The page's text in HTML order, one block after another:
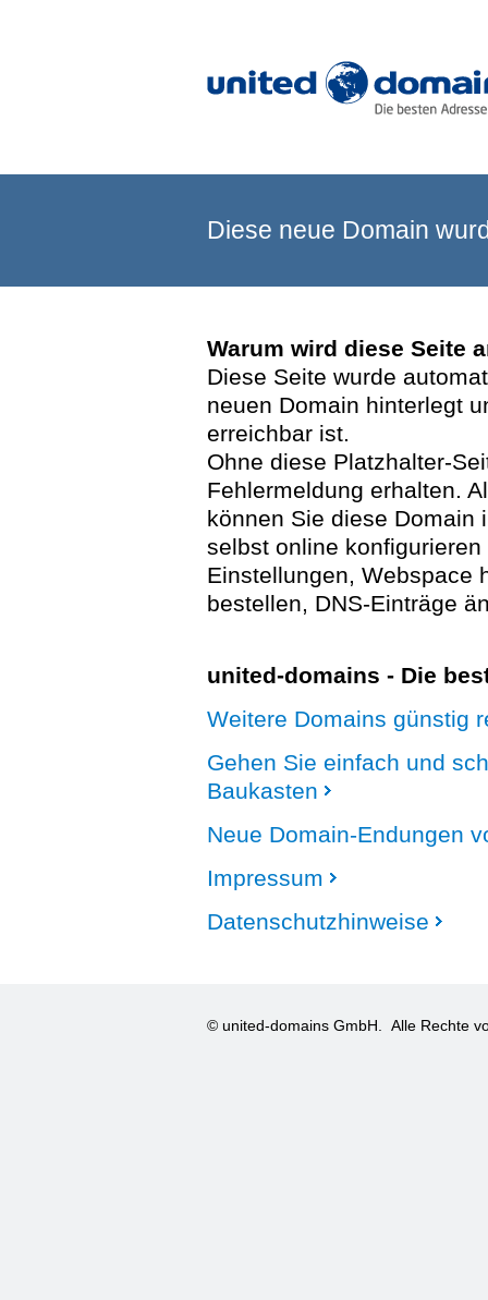
Diese neue Domain
Warum wird diese Seite
Diese Seite wurde
neuen Domain hinterlegt
erreichbar ist.
Ohne diese Platzhalter-
Fehlermeldung erhalten.
können Sie diese Domain
selbst online
Einstellungen, Webspace
bestellen, DNS-Einträge
united-domains - Die
Weitere Domains günstig
Gehen Sie einfach und
Baukasten
Neue Domain-Endungen
Impressum
Datenschutzhinweise
© united-domains GmbH. Alle Rechte